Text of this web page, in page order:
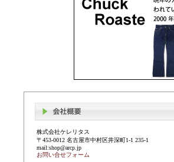
株式会社ケレリタス
〒453-0012 名古屋市中村区井深町1-1 235-1
mail:shop@arcp.jp
お問い合せフォーム